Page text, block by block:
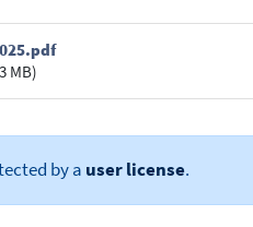
MB)
by a user license.